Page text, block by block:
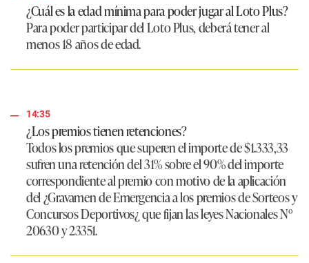
¿Cuál es la edad mínima para poder jugar al Loto Plus?
Para poder participar del Loto Plus, deberá tener al
menos 18 años de edad.
14:35
¿Los premios tienen retenciones?
Todos los premios que superen el importe de $1.333,33
sufren una retención del 31% sobre el 90% del importe
correspondiente al premio con motivo de la aplicación
del ¿Gravamen de Emergencia a los premios de Sorteos y
Concursos Deportivos¿ que fijan las leyes Nacionales Nº
20630 y 23351.